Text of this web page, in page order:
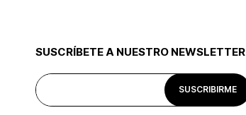
SUSCRÍBETE A NUESTRO NEWSLETTER
SUSCRIBIRME